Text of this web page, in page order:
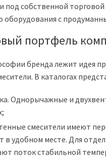
под собственной
оборудования с
портфель
бренда лежит идея
В каталогах
Однорычажные и
смесители имеют
в удобном месте. Для
поток стабильной